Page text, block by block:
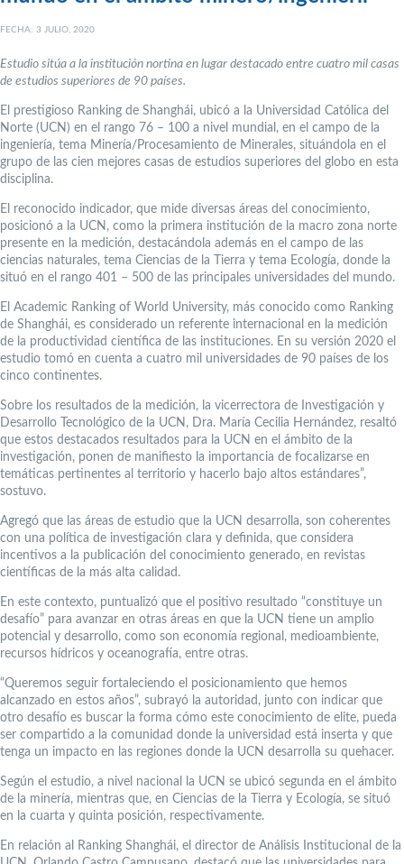
FECHA: 3 JULIO, 2020
Estudio sitúa a la institución nortina en lugar destacado entre cuatro mil casas
de estudios superiores de 90 países.
El prestigioso Ranking de Shanghái, ubicó a la Universidad Católica del
Norte (UCN) en el rango 76 – 100 a nivel mundial, en el campo de la
ingeniería, tema Minería/Procesamiento de Minerales, situándola en el
grupo de las cien mejores casas de estudios superiores del globo en esta
disciplina.
El reconocido indicador, que mide diversas áreas del conocimiento,
posicionó a la UCN, como la primera institución de la macro zona norte
presente en la medición, destacándola además en el campo de las
ciencias naturales, tema Ciencias de la Tierra y tema Ecología, donde la
situó en el rango 401 – 500 de las principales universidades del mundo.
El Academic Ranking of World University, más conocido como Ranking
de Shanghái, es considerado un referente internacional en la medición
de la productividad científica de las instituciones. En su versión 2020 el
estudio tomó en cuenta a cuatro mil universidades de 90 países de los
cinco continentes.
Sobre los resultados de la medición, la vicerrectora de Investigación y
Desarrollo Tecnológico de la UCN, Dra. María Cecilia Hernández, resaltó
que estos destacados resultados para la UCN en el ámbito de la
investigación, ponen de manifiesto la importancia de focalizarse en
temáticas pertinentes al territorio y hacerlo bajo altos estándares”,
sostuvo.
Agregó que las áreas de estudio que la UCN desarrolla, son coherentes
con una política de investigación clara y definida, que considera
incentivos a la publicación del conocimiento generado, en revistas
científicas de la más alta calidad.
En este contexto, puntualizó que el positivo resultado “constituye un
desafío” para avanzar en otras áreas en que la UCN tiene un amplio
potencial y desarrollo, como son economía regional, medioambiente,
recursos hídricos y oceanografía, entre otras.
“Queremos seguir fortaleciendo el posicionamiento que hemos
alcanzado en estos años”, subrayó la autoridad, junto con indicar que
otro desafío es buscar la forma cómo este conocimiento de elite, pueda
ser compartido a la comunidad donde la universidad está inserta y que
tenga un impacto en las regiones donde la UCN desarrolla su quehacer.
Según el estudio, a nivel nacional la UCN se ubicó segunda en el ámbito
de la minería, mientras que, en Ciencias de la Tierra y Ecología, se situó
en la cuarta y quinta posición, respectivamente.
En relación al Ranking Shanghái, el director de Análisis Institucional de la